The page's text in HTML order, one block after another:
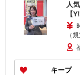
人
【
（規定あり
+゜
頂く
い
+゜
キープ